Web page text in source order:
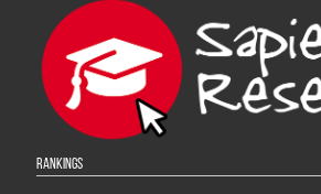
RANKINGS